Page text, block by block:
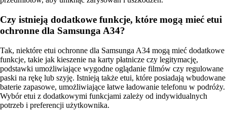
Czy istnieją dodatkowe funkcje, które mogą mieć etui
ochronne dla Samsunga A34?
Tak, niektóre etui ochronne dla Samsunga A34 mogą mieć dodatkowe
funkcje, takie jak kieszenie na karty płatnicze czy legitymację,
podstawki umożliwiające wygodne oglądanie filmów czy regulowane
paski na rękę lub szyję. Istnieją także etui, które posiadają wbudowane
baterie zapasowe, umożliwiające łatwe ładowanie telefonu w podróży.
Wybór etui z dodatkowymi funkcjami zależy od indywidualnych
potrzeb i preferencji użytkownika.